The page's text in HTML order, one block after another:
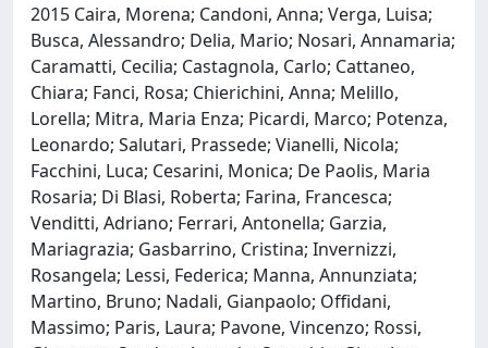
2015 Caira, Morena; Candoni, Anna; Verga, Luisa;
Busca, Alessandro; Delia, Mario; Nosari, Annamaria;
Caramatti, Cecilia; Castagnola, Carlo; Cattaneo,
Chiara; Fanci, Rosa; Chierichini, Anna; Melillo,
Lorella; Mitra, Maria Enza; Picardi, Marco; Potenza,
Leonardo; Salutari, Prassede; Vianelli, Nicola;
Facchini, Luca; Cesarini, Monica; De Paolis, Maria
Rosaria; Di Blasi, Roberta; Farina, Francesca;
Venditti, Adriano; Ferrari, Antonella; Garzia,
Mariagrazia; Gasbarrino, Cristina; Invernizzi,
Rosangela; Lessi, Federica; Manna, Annunziata;
Martino, Bruno; Nadali, Gianpaolo; Offidani,
Massimo; Paris, Laura; Pavone, Vincenzo; Rossi,